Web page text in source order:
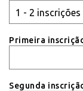
Primeira
Segunda